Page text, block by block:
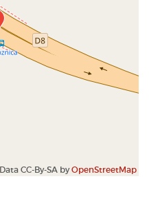
Data CC-By-SA byOpenStreetMap